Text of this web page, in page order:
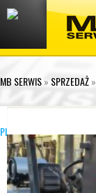
MB SERWIS» SPRZEDAŻ»
PL02A25 (14)